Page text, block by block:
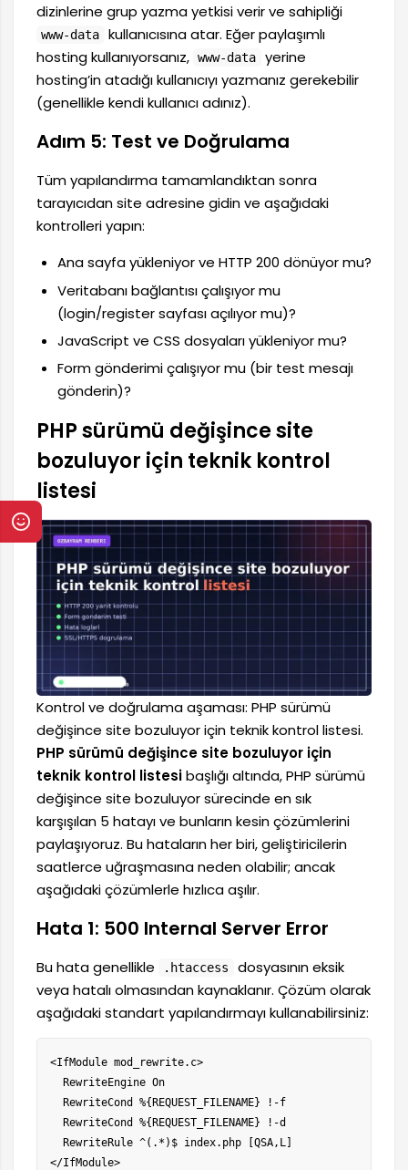
dizinlerine grup yazma yetkisi verir ve sahipliği
www-data
kullanıcısına atar. Eğer paylaşımlı
hosting kullanıyorsanız, www-data
yerine
hosting’in atadığı kullanıcıyı yazmanız gerekebilir
(genellikle kendi kullanıcı adınız).
Adım 5: Test ve Doğrulama
Tüm yapılandırma tamamlandıktan sonra
tarayıcıdan site adresine gidin ve aşağıdaki
kontrolleri yapın:
Ana sayfa yükleniyor ve HTTP 200 dönüyor mu?
Veritabanı bağlantısı çalışıyor mu
(login/register sayfası açılıyor mu)?
JavaScript ve CSS dosyaları yükleniyor mu?
Form gönderimi çalışıyor mu (bir test mesajı
gönderin)?
PHP sürümü değişince site
bozuluyor için teknik kontrol
listesi
Kontrol ve doğrulama aşaması: PHP sürümü
değişince site bozuluyor için teknik kontrol listesi.
PHP sürümü değişince site bozuluyor için
teknik kontrol listesibaşlığı altında, PHP sürümü
değişince site bozuluyor sürecinde en sık
karşışılan 5 hatayı ve bunların kesin çözümlerini
paylaşıyoruz. Bu hataların her biri, geliştiricilerin
saatlerce uğraşmasına neden olabilir; ancak
aşağıdaki çözümlerle hızlıca aşılır.
Hata 1: 500 Internal Server Error
Bu hata genellikle .htaccess
dosyasının eksik
veya hatalı olmasından kaynaklanır. Çözüm olarak
aşağıdaki standart yapılandırmayı kullanabilirsiniz:
<IfModule mod_rewrite.c>
  RewriteEngine On
  RewriteCond %{REQUEST_FILENAME} !-f
  RewriteCond %{REQUEST_FILENAME} !-d
  RewriteRule ^(.*)$ index.php [QSA,L]
</IfModule>